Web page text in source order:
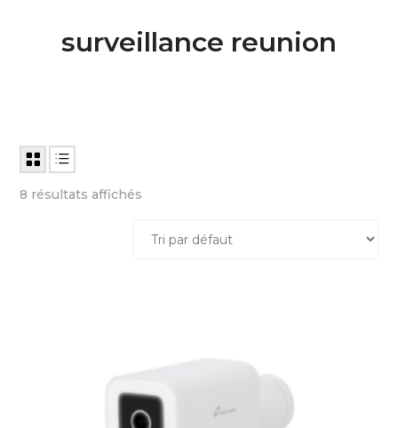
surveillance reunion
8 résultats affichés